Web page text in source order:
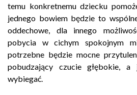
temu konkretnemu dziecku
jednego bowiem będzie to
oddechowe, dla innego
pobycia w cichym spokojnym
potrzebne będzie mocne
pobudzający czucie głębokie,
wybiegać.